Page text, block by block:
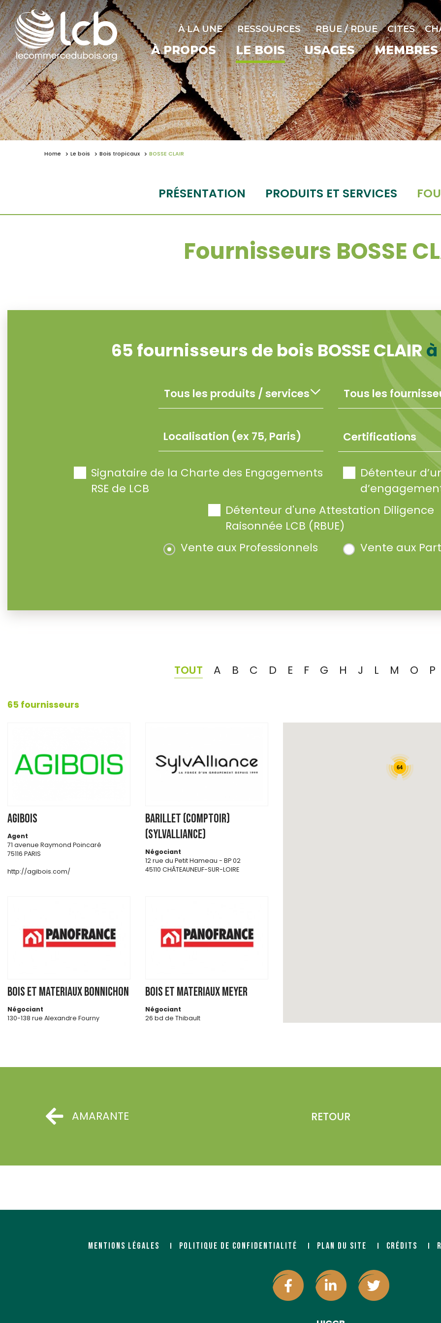
À LA UNE RESSOURCES RBUE / RDUE CITES
À PROPOS LE BOIS USAGES MEMBRES
Home Le bois Bois tropicaux BOSSE CLAIR
PRÉSENTATION PRODUITS ET SERVICES
Fournisseurs BOSSE
65 fournisseurs de bois BOSSE CLAIR
Certifications
Signataire de la Charte des Engagements
RSE de LCB
Détenteur
Détenteur d'une Attestation Diligence
Raisonnée LCB (RBUE)
Vente aux Professionnels
Vente aux
TOUT A B C D E F G H J L M O P
64
65 fournisseurs
AGIBOIS
Agent
71 avenue Raymond Poincaré
75116 PARIS
http://agibois.com/
BARILLET (Comptoir)
(SYLVALLIANCE)
Négociant
12 rue du Petit Hameau - BP 02
45110 CHÂTEAUNEUF-SUR-LOIRE
BOIS ET MATERIAUX BONNICHON
Négociant
130-138 rue Alexandre Fourny
BOIS ET MATERIAUX MEYER
Négociant
26 bd de Thibault
des Bois et Dérivés)
Importateur
AMARANTE RETOUR
MENTIONS LÉGALES POLITIQUE DE CONFIDENTIALITÉ PLAN DU SITE CRÉDITS